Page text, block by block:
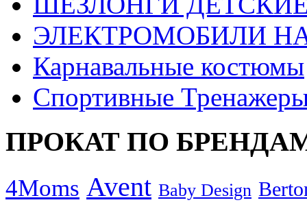
ЭЛЕКТРОМОБИЛИ
Карнавальные костюмы
Спортивные
ПРОКАТ ПО
4Moms Avent Baby Design